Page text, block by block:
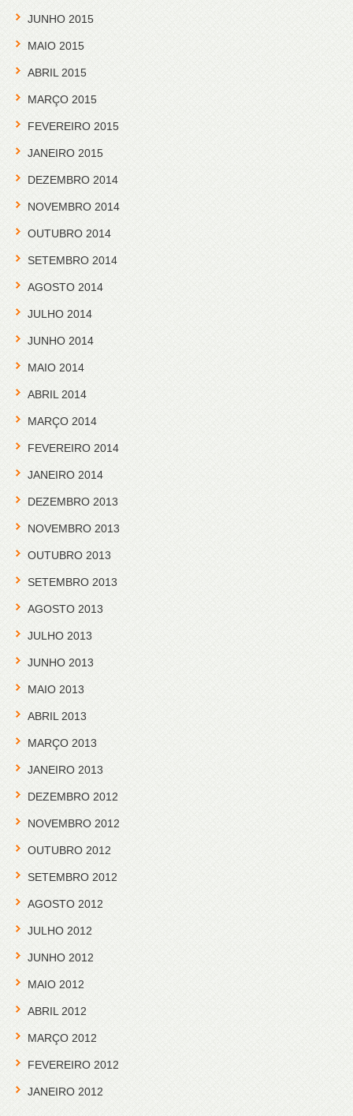
JUNHO 2015
MAIO 2015
ABRIL 2015
MARÇO 2015
FEVEREIRO 2015
JANEIRO 2015
DEZEMBRO 2014
NOVEMBRO 2014
OUTUBRO 2014
SETEMBRO 2014
AGOSTO 2014
JULHO 2014
JUNHO 2014
MAIO 2014
ABRIL 2014
MARÇO 2014
FEVEREIRO 2014
JANEIRO 2014
DEZEMBRO 2013
NOVEMBRO 2013
OUTUBRO 2013
SETEMBRO 2013
AGOSTO 2013
JULHO 2013
JUNHO 2013
MAIO 2013
ABRIL 2013
MARÇO 2013
JANEIRO 2013
DEZEMBRO 2012
NOVEMBRO 2012
OUTUBRO 2012
SETEMBRO 2012
AGOSTO 2012
JULHO 2012
JUNHO 2012
MAIO 2012
ABRIL 2012
MARÇO 2012
FEVEREIRO 2012
JANEIRO 2012